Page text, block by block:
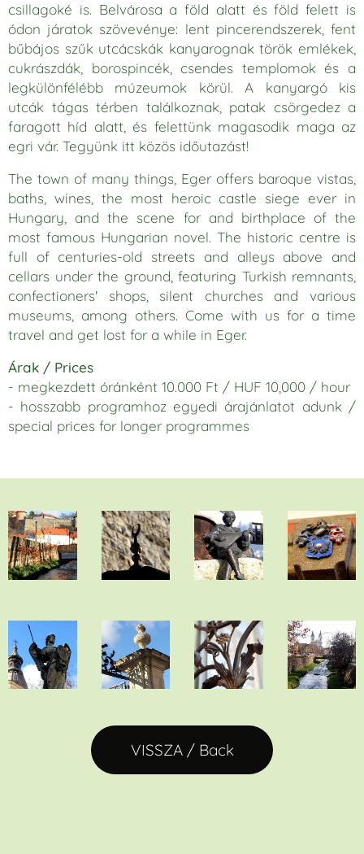
csillagoké is. Belvárosa a föld alatt és föld felett is
ódon járatok szövevénye: lent pincerendszerek, fent
bűbájos szűk utcácskák kanyarognak török emlékek,
cukrászdák, borospincék, csendes templomok és a
legkülönfélébb múzeumok körül. A kanyargó kis
utcák tágas térben találkoznak, patak csörgedez a
faragott híd alatt, és felettünk magasodik maga az
egri vár. Tegyünk itt közös időutazást!
The town of many things, Eger offers baroque vistas,
baths, wines, the most heroic castle siege ever in
Hungary, and the scene for and birthplace of the
most famous Hungarian novel. The historic centre is
full of centuries-old streets and alleys above and
cellars under the ground, featuring Turkish remnants,
confectioners' shops, silent churches and various
museums, among others. Come with us for a time
travel and get lost for a while in Eger.
Árak / Prices
- megkezdett óránként 10.000 Ft / HUF 10,000 / hour
- hosszabb programhoz egyedi árajánlatot adunk /
special prices for longer programmes
VISSZA / Back